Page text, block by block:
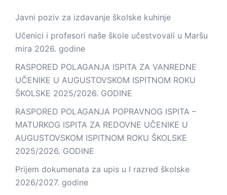
Javni poziv za izdavanje školske kuhinje
Učenici i profesori naše škole učestvovali u Maršu
mira 2026. godine
RASPORED POLAGANJA ISPITA ZA VANREDNE
UČENIKE U AUGUSTOVSKOM ISPITNOM ROKU
ŠKOLSKE 2025/2026. GODINE
RASPORED POLAGANJA POPRAVNOG ISPITA –
MATURKOG ISPITA ZA REDOVNE UČENIKE U
AUGUSTOVSKOM ISPITNOM ROKU ŠKOLSKE
2025/2026. GODINE
Prijem dokumenata za upis u I razred školske
2026/2027. godine